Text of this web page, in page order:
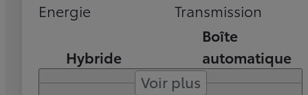
Energie
Hybride
Transmission
Boîte
automatique
Voir plus